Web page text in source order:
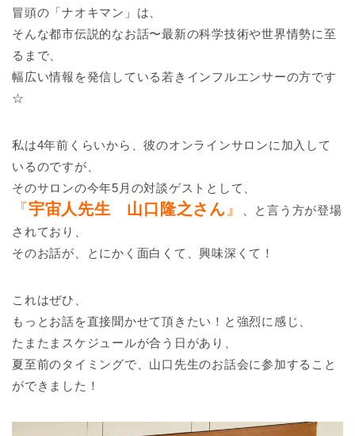
冒頭の「ナオキマン」は、
そんな都市伝説的なお話〜最新の科学技術や世界情勢に至
るまで、
幅広い情報を発信している若きインフルエンサーの方です
☆
私は4年前くらいから、彼のオンラインサロンに加入して
いるのですが、
そのサロンの今年5月の対談ゲストとして、
『宇宙人先生 山口隆之さん 』
、と言う方が登場
されており、
そのお話が、とにかく面白くて、興味深くて！
これはぜひ、
もっとお話を直接聞かせて頂きたい！と強烈に感じ、
たまたまスケジュールが合う日があり、
夏至前のタイミングで、山口先生のお話会に参加すること
ができました！